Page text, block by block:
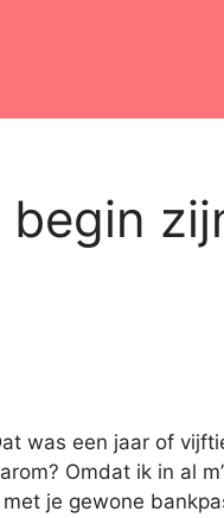
was een jaar of
Omdat ik in al
je gewone